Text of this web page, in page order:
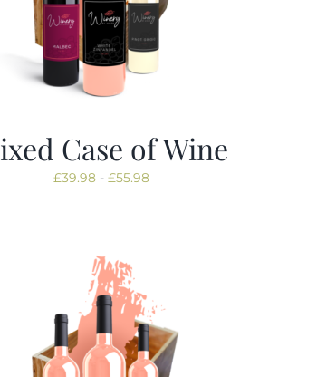
Case of Wine
£39.98 - £55.98Prijsklasse: